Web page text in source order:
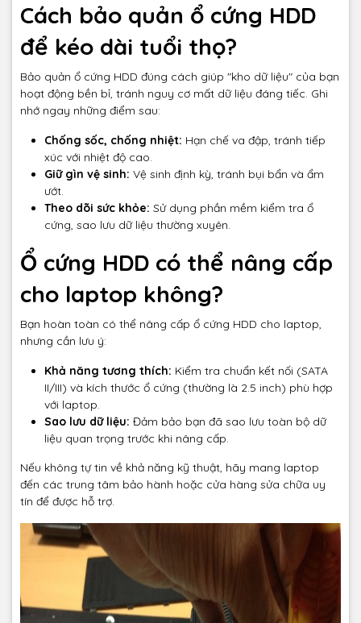
Cách bảo quản ổ cứng HDD
để kéo dài tuổi thọ?
Bảo quản ổ cứng HDD đúng cách giúp "kho dữ liệu" của bạn
hoạt động bền bỉ, tránh nguy cơ mất dữ liệu đáng tiếc. Ghi
nhớ ngay những điểm sau:
Chống sốc, chống nhiệt: Hạn chế va đập, tránh tiếp
xúc với nhiệt độ cao.
Giữ gìn vệ sinh: Vệ sinh định kỳ, tránh bụi bẩn và ẩm
ướt.
Theo dõi sức khỏe: Sử dụng phần mềm kiểm tra ổ
cứng, sao lưu dữ liệu thường xuyên.
Ổ cứng HDD có thể nâng cấp
cho laptop không?
Bạn hoàn toàn có thể nâng cấp ổ cứng HDD cho laptop,
nhưng cần lưu ý:
Khả năng tương thích: Kiểm tra chuẩn kết nối (SATA
II/III) và kích thước ổ cứng (thường là 2.5 inch) phù hợp
với laptop.
Sao lưu dữ liệu: Đảm bảo bạn đã sao lưu toàn bộ dữ
liệu quan trọng trước khi nâng cấp.
Nếu không tự tin về khả năng kỹ thuật, hãy mang laptop
đến các trung tâm bảo hành hoặc cửa hàng sửa chữa uy
tín để được hỗ trợ.